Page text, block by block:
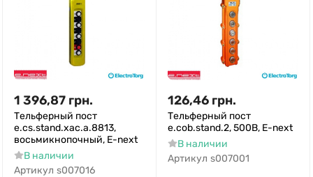
1 396,87 грн.
Тельферный пост
e.cs.stand.xac.a.8813,
восьмикнопочный, E-next
В наличии
Артикул s007016
126,46 грн.
Тельферный пост
e.cob.stand.2, 500В, E-next
В наличии
Артикул s007001